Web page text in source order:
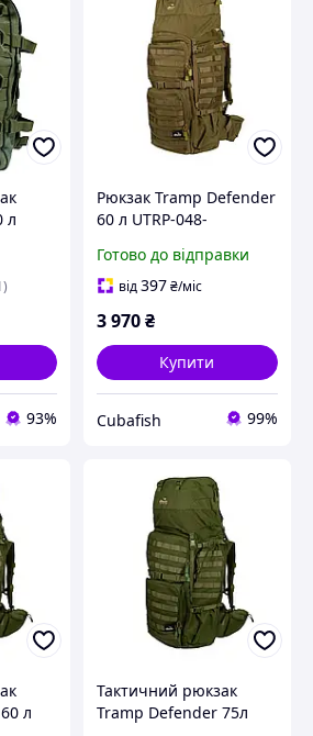
л
93%
Рюкзак Tramp Defender
60 л UTRP-048-
Готово до відправки
від397₴/міс
3 970₴
Купити
Cubafish 99%
л
Тактичний рюкзак
Tramp Defender 75л